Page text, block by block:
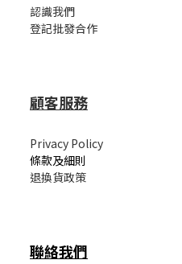
認識我們
登記批發合作
顧客服務
Privacy Policy
條款及細則
退換貨政策
聯絡我們